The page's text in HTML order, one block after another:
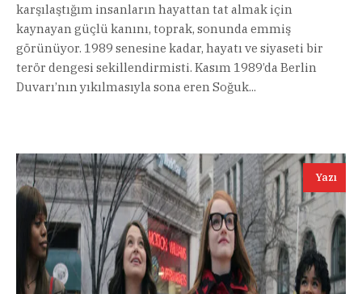
karşılaştığım insanların hayattan tat almak için
kaynayan güçlü kanını, toprak, sonunda emmiş
görünüyor. 1989 senesine kadar, hayatı ve siyaseti bir
terör dengesi sekillendirmisti. Kasım 1989’da Berlin
Duvarı’nın yıkılmasıyla sona eren Soğuk...
Yazı